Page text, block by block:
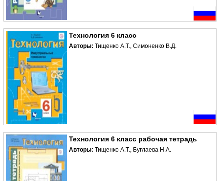
Технология 6 класс
Авторы: Тищенко А.Т., Симоненко В.Д.
Технология 6 класс рабочая тетрадь
Авторы: Тищенко А.Т., Буглаева Н.А.